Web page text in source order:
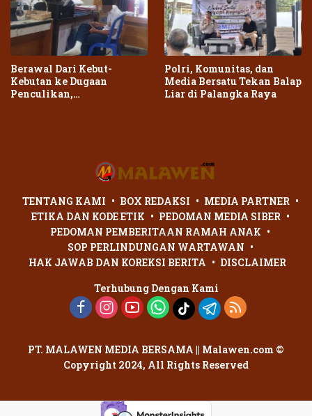
Berawal Dari Kebut-
Kebutan ke Dugaan
Penculikan,
Polri, Komunitas, dan
Media Bersatu Tekan Balap
Liar di Palangka Raya
TENTANG KAMI BOX REDAKSI
MEDIA PARTNER
ETIKA DAN KODE ETIK
PEDOMAN MEDIA SIBER
PEDOMAN PEMBERITAAN RAMAH ANAK
SOP PERLINDUNGAN WARTAWAN
HAK JAWAB DAN KOREKSI BERITA
DISCLAIMER
Terhubung Dengan Kami
PT. MALAWEN MEDIA BERSAMA || Malawen.com ©
Copyright 2024, All Rights Reserved